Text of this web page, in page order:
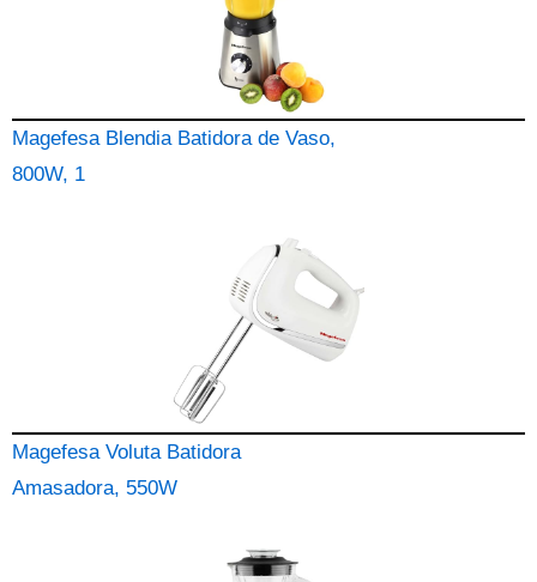
Magefesa Blendia Batidora de Vaso,
800W, 1
Magefesa Voluta Batidora
Amasadora, 550W